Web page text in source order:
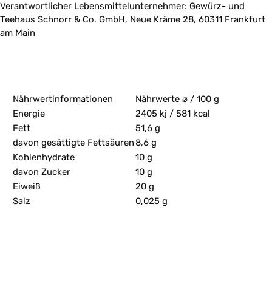
Verantwortlicher Lebensmittelunternehmer: Gewürz- und
Teehaus Schnorr & Co. GmbH, Neue Kräme 28, 60311 Frankfurt
am Main
Nährwertinformationen
Nährwerte ⌀ / 100 g
Energie
2405 kj / 581 kcal
Fett
51,6 g
davon gesättigte Fettsäuren8,6 g
Kohlenhydrate
10 g
davon Zucker
10 g
Eiweiß
20 g
Salz
0,025 g